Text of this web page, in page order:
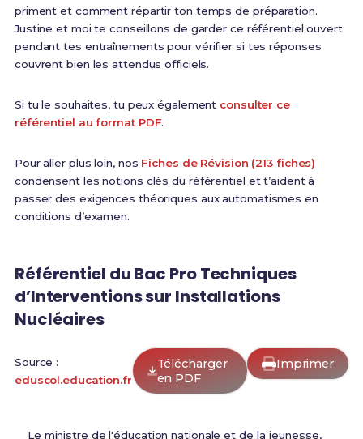
priment et comment répartir ton temps de préparation.
Justine et moi te conseillons de garder ce référentiel ouvert
pendant tes entraînements pour vérifier si tes réponses
couvrent bien les attendus officiels.
Si tu le souhaites, tu peux également consulter ce
référentiel au format PDF.
Pour aller plus loin, nos Fiches de Révision (213 fiches)
condensent les notions clés du référentiel et t’aident à
passer des exigences théoriques aux automatismes en
conditions d’examen.
Référentiel du Bac Pro Techniques
d’Interventions sur Installations
Nucléaires
Source :
eduscol.education.fr
Télécharger
en PDF
Imprimer
Le ministre de l'éducation nationale et de la jeunesse,